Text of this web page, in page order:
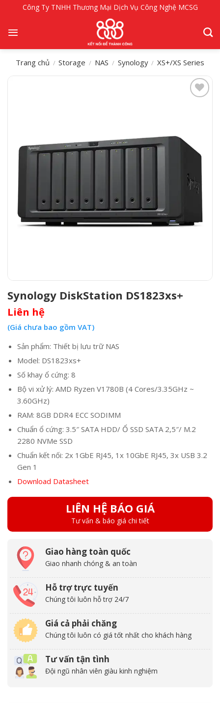
nội
Công Ty TNHH Thương Mại Dịch Vụ Công Nghệ MCSG
Trang chủ / Storage / NAS / Synology / XS+/XS Series
Synology DiskStation DS1823xs+
Liên hệ
(Giá chưa bao gồm VAT)
Sản phẩm: Thiết bị lưu trữ NAS
Model: DS1823xs+
Số khay ổ cứng: 8
Bộ vi xử lý: AMD Ryzen V1780B (4 Cores/3.35GHz ~
3.60GHz)
RAM: 8GB DDR4 ECC SODIMM
Chuẩn ổ cứng: 3.5″ SATA HDD/ Ổ SSD SATA 2,5″/ M.2
2280 NVMe SSD
Chuẩn kết nối: 2x 1GbE RJ45, 1x 10GbE RJ45, 3x USB 3.2
Gen 1
Download Datasheet
LIÊN HỆ BÁO GIÁ
Tư vấn & báo giá chi tiết
Giao hàng toàn quốc
Giao nhanh chóng & an toàn
Hỗ trợ trực tuyến
Chúng tôi luôn hỗ trợ 24/7
Giá cả phải chăng
Chúng tôi luôn có giá tốt nhất cho khách hàng
Tư vấn tận tình
Đội ngũ nhân viên giàu kinh nghiệm